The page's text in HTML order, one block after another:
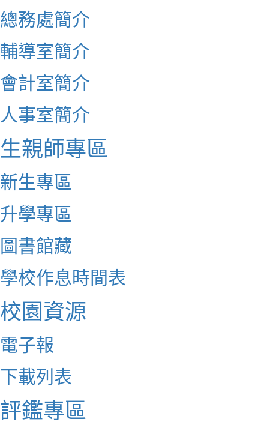
總務處簡介
輔導室簡介
會計室簡介
人事室簡介
生親師專區
新生專區
升學專區
圖書館藏
學校作息時間表
校園資源
電子報
下載列表
評鑑專區